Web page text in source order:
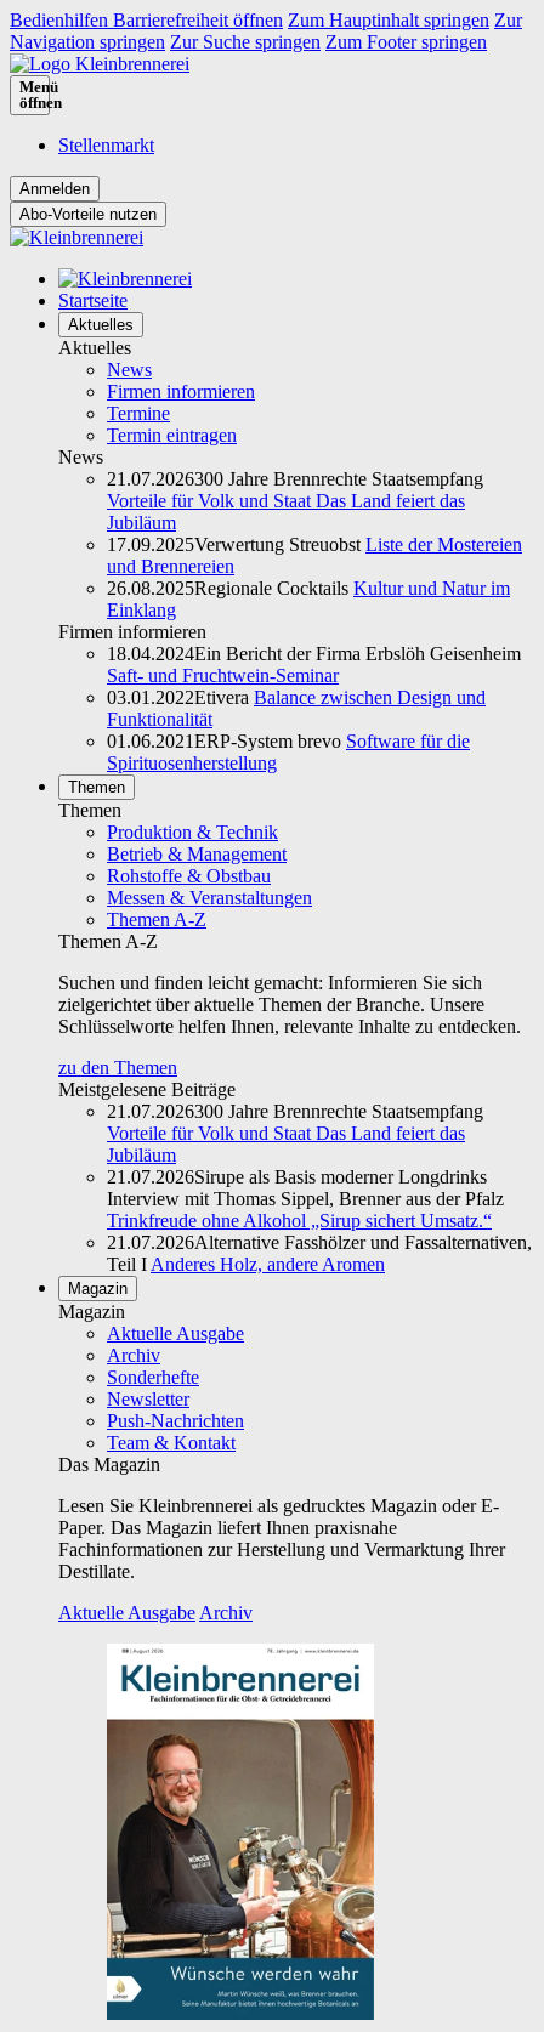
Bedienhilfen Barrierefreiheit öffnen Zum Hauptinhalt springen Zur
Navigation springen Zur Suche springen Zum Footer springen
Menü
öffnen
Stellenmarkt
Abo-Vorteile nutzen
Startseite
Aktuelles
Aktuelles
News
Firmen informieren
Termine
Termin eintragen
News
21.07.2026300 Jahre Brennrechte Staatsempfang
Vorteile für Volk und Staat Das Land feiert das
Jubiläum
17.09.2025Verwertung Streuobst Liste der Mostereien
und Brennereien
26.08.2025Regionale Cocktails Kultur und Natur im
Einklang
Firmen informieren
18.04.2024Ein Bericht der Firma Erbslöh Geisenheim
Saft- und Fruchtwein-Seminar
03.01.2022Etivera Balance zwischen Design und
Funktionalität
01.06.2021ERP-System brevo Software für die
Spirituosenherstellung
Themen
Themen
Produktion & Technik
Betrieb & Management
Rohstoffe & Obstbau
Messen & Veranstaltungen
Themen A-Z
Themen A-Z
Suchen und finden leicht gemacht: Informieren Sie sich
zielgerichtet über aktuelle Themen der Branche. Unsere
Schlüsselworte helfen Ihnen, relevante Inhalte zu entdecken.
zu den Themen
Meistgelesene Beiträge
21.07.2026300 Jahre Brennrechte Staatsempfang
Vorteile für Volk und Staat Das Land feiert das
Jubiläum
21.07.2026Sirupe als Basis moderner Longdrinks
Interview mit Thomas Sippel, Brenner aus der Pfalz
Trinkfreude ohne Alkohol „Sirup sichert Umsatz.“
21.07.2026Alternative Fasshölzer und Fassalternativen,
Teil I Anderes Holz, andere Aromen
Magazin
Magazin
Aktuelle Ausgabe
Archiv
Sonderhefte
Newsletter
Push-Nachrichten
Team & Kontakt
Das Magazin
Lesen Sie Kleinbrennerei als gedrucktes Magazin oder E-
Paper. Das Magazin liefert Ihnen praxisnahe
Fachinformationen zur Herstellung und Vermarktung Ihrer
Destillate.
Aktuelle Ausgabe Archiv